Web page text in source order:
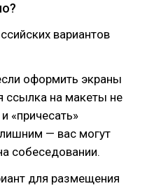
вариантов
оформить экраны
ссылка на макеты не
«причесать»
— вас могут
собеседовании.
для размещения